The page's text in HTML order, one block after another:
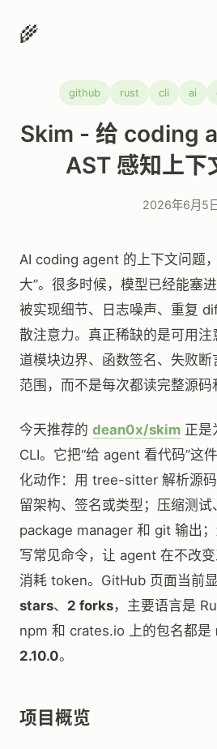
🌾
github rust cli ai
Skim - 给 coding
AST 感知上下
2026年6月5日
AI coding agent 的上下文问题
大”。很多时候，模型已经能塞
被实现细节、日志噪声、重复
散注意力。真正稀缺的是可用
道模块边界、函数签名、失败
范围，而不是每次都读完整源码
今天推荐的 dean0x/skim 正是
CLI。它把“给 agent 看代码”这
化动作：用 tree-sitter 解析源
留架构、签名或类型；压缩测试
package manager 和 git 输出
写常见命令，让 agent 在不改
消耗 token。GitHub 页面当前
stars、 2 forks，主要语言是
npm 和 crates.io 上的包名都是
2.10.0。
项目概览